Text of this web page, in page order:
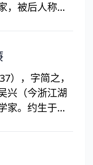
，被后人称为
世活人"作为
。孙思邈还十
，不断积累走
于完成了他的
邈无疾而终
，字简之，
兴（今浙江湖
家。约生于梁
卷，《说林》